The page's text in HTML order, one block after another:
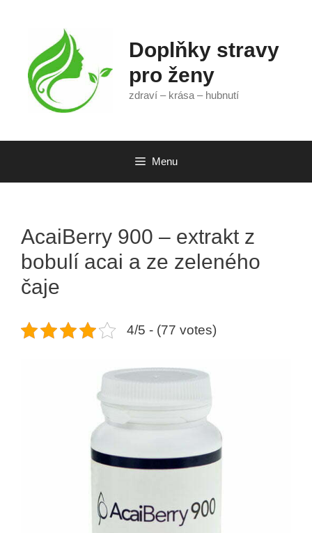
Doplňky stravy
pro ženy
zdraví – krása – hubnutí
Menu
AcaiBerry 900 – extrakt z
bobulí acai a ze zeleného
čaje
4/5 - (77 votes)